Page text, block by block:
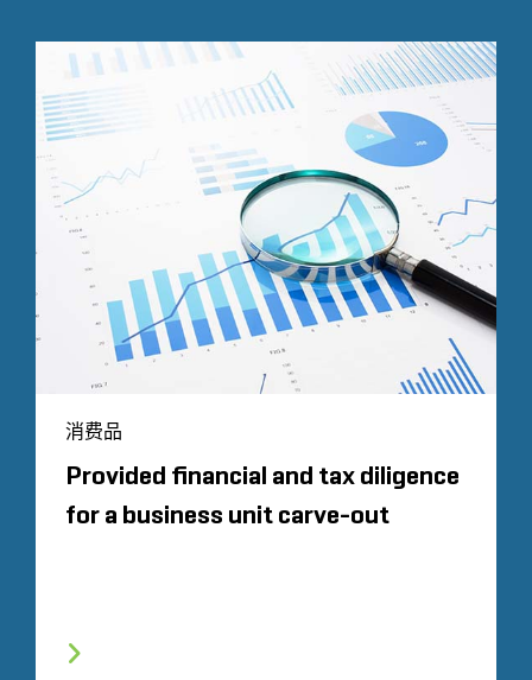
消费品
Provided financial and tax diligence
for a business unit carve-out